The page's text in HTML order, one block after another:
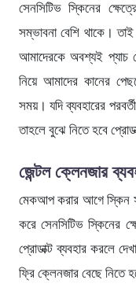
সেনসিটিভ স্কিনের
সম্ভাবনা বেশি থাকে।
আমাদেরকে অবশ্যই প্যাচ
নিয়ে আমাদের কানের
সময়। যদি ব্যবহারের
তাহলে বুঝে নিতে হবে
জেন্টল ক্লেনজার
মেকআপ করার আগে স্কিন
করে সেনসিটিভ স্কিনের
প্রোডাক্ট ব্যবহার করলে
ফ্রি ক্লেনজার বেছে নিতে